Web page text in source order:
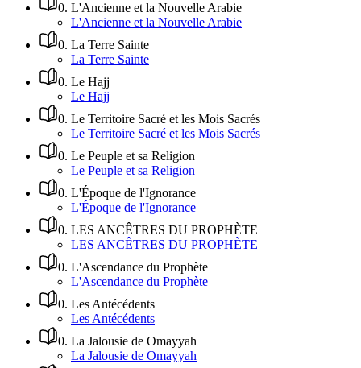
0. L'Ancienne et la Nouvelle Arabie
L'Ancienne et la Nouvelle Arabie
0. La Terre Sainte
La Terre Sainte
0. Le Hajj
Le Hajj
0. Le Territoire Sacré et les Mois Sacrés
Le Territoire Sacré et les Mois Sacrés
0. Le Peuple et sa Religion
Le Peuple et sa Religion
0. L'Époque de l'Ignorance
L'Époque de l'Ignorance
0. LES ANCÊTRES DU PROPHÈTE
LES ANCÊTRES DU PROPHÈTE
0. L'Ascendance du Prophète
L'Ascendance du Prophète
0. Les Antécédents
Les Antécédents
0. La Jalousie de Omayyah
La Jalousie de Omayyah